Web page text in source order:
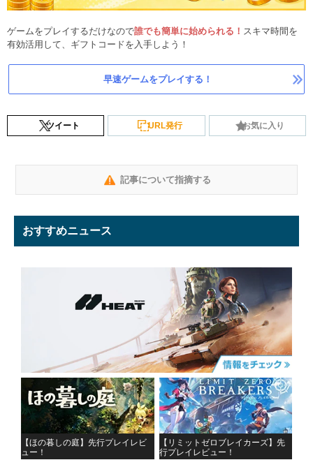
ゲームをプレイするだけなので誰でも簡単に始められる！ スキマ時間を
有効活用して、ギフトコードを入手しよう！
早速ゲームをプレイする！
ツイート URL発行 お気に入り
記事について指摘する
おすすめニュース
【ほの暮しの庭】先行プレイレビ
ュー！
【リミットゼロブレイカーズ】先
行プレイレビュー！